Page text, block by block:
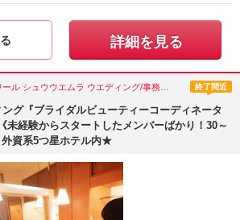
詳細を見る
終了間近
グ『ブライダルビューティーコーディネータ
未経験からスタートしたメンバーばかり！30～
資系5つ星ホテル内★